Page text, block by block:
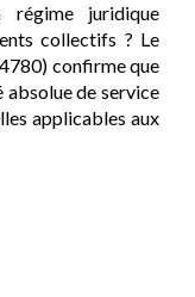
régime juridique
collectifs ? Le
confirme que
absolue de service
applicables aux